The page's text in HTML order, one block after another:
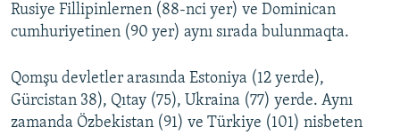
QOŞULIÑIZ!
RFE/RS bütün saytları
Rusiye Fillipinlernen (88-nci yer) ve Dominican
cumhuriyetinen (90 yer) aynı sırada bulunmaqta.
Qomşu devletler arasında Estoniya (12 yerde),
Gürcistan 38), Qıtay (75), Ukraina (77) yerde. Aynı
zamanda Özbekistan (91) ve Türkiye (101) nisbeten